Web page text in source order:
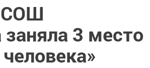
СОШ
3 место